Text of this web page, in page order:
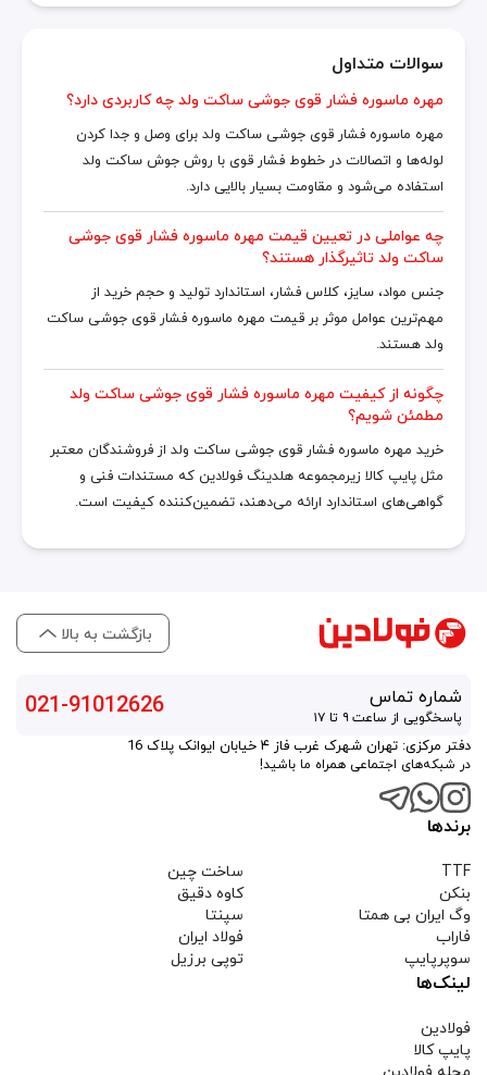
سوالات متداول
مهره ماسوره فشار قوی جوشی ساکت ولد چه کاربردی دارد؟
مهره ماسوره فشار قوی جوشی ساکت ولد برای وصل و جدا کردن
لوله‌ها و اتصالات در خطوط فشار قوی با روش جوش ساکت ولد
استفاده می‌شود و مقاومت بسیار بالایی دارد.
چه عواملی در تعیین قیمت مهره ماسوره فشار قوی جوشی
ساکت ولد تاثیرگذار هستند؟
جنس مواد، سایز، کلاس فشار، استاندارد تولید و حجم خرید از
مهم‌ترین عوامل موثر بر قیمت مهره ماسوره فشار قوی جوشی ساکت
ولد هستند.
چگونه از کیفیت مهره ماسوره فشار قوی جوشی ساکت ولد
مطمئن شویم؟
خرید مهره ماسوره فشار قوی جوشی ساکت ولد از فروشندگان معتبر
مثل پایپ کالا زیرمجموعه هلدینگ فولادین که مستندات فنی و
گواهی‌های استاندارد ارائه می‌دهند، تضمین‌کننده کیفیت است.
بازگشت به بالا
شماره تماس
پاسخگویی از ساعت ۹ تا ۱۷ 021-91012626
دفتر مرکزی: تهران شهرک غرب فاز ۴ خیابان ایوانک پلاک 16
در شبکه‌های اجتماعی همراه ما باشید!
برندها
TTF
بنکن
وگ ایران بی همتا
فاراب
سوپرپایپ
ساخت چین
کاوه دقیق
سپنتا
فولاد ایران
توپی برزیل
لینک‌ها
فولادین
پایپ کالا